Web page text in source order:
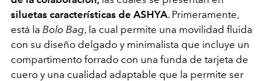
siluetas características de ASHYA. Primeramente,
está la Bolo Bag, la cual permite una movilidad fluida
con su diseño delgado y minimalista que incluye un
compartimento forrado con una funda de tarjeta de
cuero y una cualidad adaptable que la permite ser